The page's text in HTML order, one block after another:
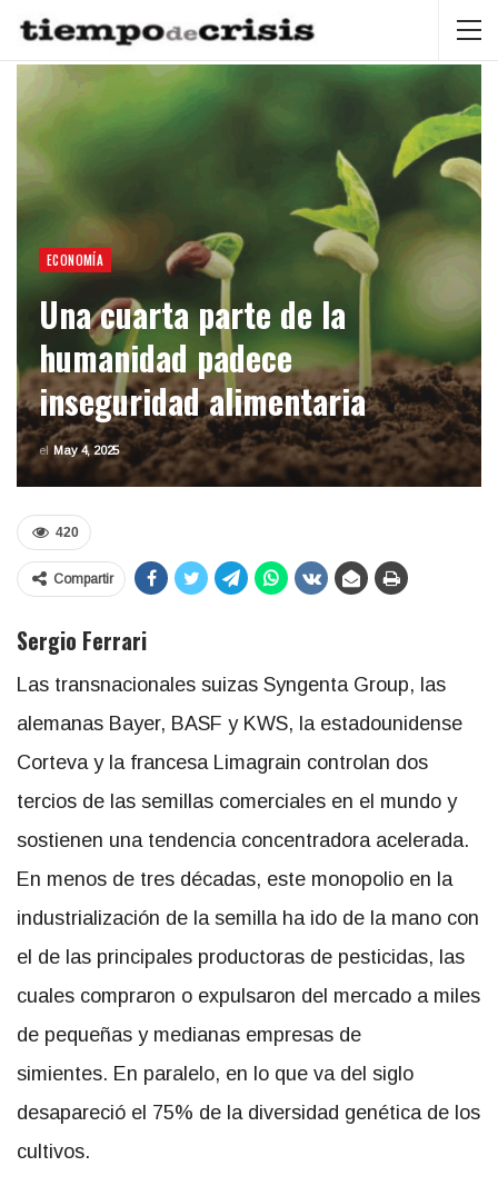
ECONOMÍA
Una cuarta parte de la
humanidad padece
inseguridad alimentaria
el May 4, 2025
420
Compartir
Sergio Ferrari
Las transnacionales suizas Syngenta Group, las
alemanas Bayer, BASF y KWS, la estadounidense
Corteva y la francesa Limagrain controlan dos
tercios de las semillas comerciales en el mundo y
sostienen una tendencia concentradora acelerada.
En menos de tres décadas, este monopolio en la
industrialización de la semilla ha ido de la mano con
el de las principales productoras de pesticidas, las
cuales compraron o expulsaron del mercado a miles
de pequeñas y medianas empresas de
simientes. En paralelo, en lo que va del siglo
desapareció el 75% de la diversidad genética de los
cultivos.